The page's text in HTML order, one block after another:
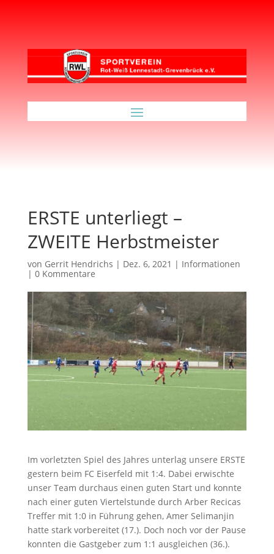
ERSTE unterliegt –
ZWEITE Herbstmeister
von Gerrit Hendrichs | Dez. 6, 2021 | Informationen
| 0 Kommentare
Im vorletzten Spiel des Jahres unterlag unsere ERSTE
gestern beim FC Eiserfeld mit 1:4. Dabei erwischte
unser Team durchaus einen guten Start und konnte
nach einer guten Viertelstunde durch Arber Recicas
Treffer mit 1:0 in Führung gehen, Amer Selimanjin
hatte stark vorbereitet (17.). Doch noch vor der Pause
konnten die Gastgeber zum 1:1 ausgleichen (36.).